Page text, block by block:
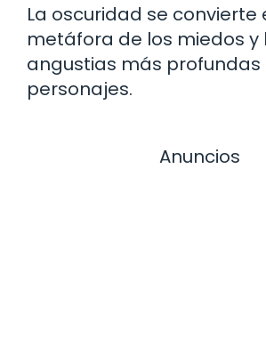
La oscuridad se convierte
metáfora de los miedos y
angustias más profundas
personajes.
Anuncios